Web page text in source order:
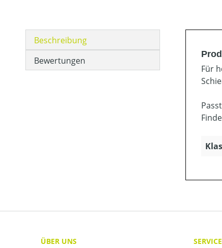
Beschreibung
Bewertungen
Für
ÜBER UNS
SERVICE